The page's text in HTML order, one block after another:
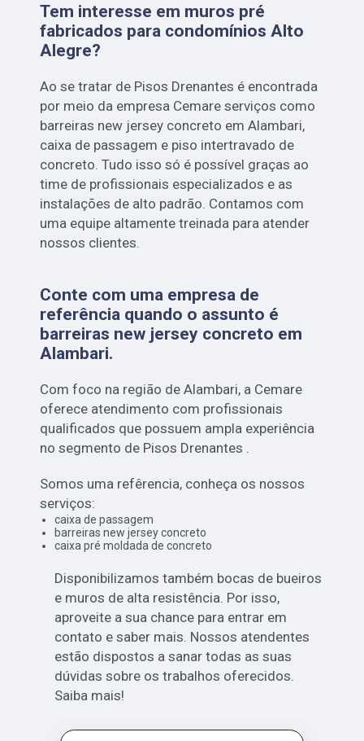
Tem interesse em muros pré
fabricados para condomínios Alto
Alegre?
Ao se tratar de Pisos Drenantes é encontrada
por meio da empresa Cemare serviços como
barreiras new jersey concreto em Alambari,
caixa de passagem e piso intertravado de
concreto. Tudo isso só é possível graças ao
time de profissionais especializados e as
instalações de alto padrão. Contamos com
uma equipe altamente treinada para atender
nossos clientes.
Conte com uma empresa de
referência quando o assunto é
barreiras new jersey concreto em
Alambari.
Com foco na região de Alambari, a Cemare
oferece atendimento com profissionais
qualificados que possuem ampla experiência
no segmento de Pisos Drenantes .
Somos uma refêrencia, conheça os nossos
serviços:
caixa de passagem
barreiras new jersey concreto
caixa pré moldada de concreto
Disponibilizamos também bocas de bueiros
e muros de alta resistência. Por isso,
aproveite a sua chance para entrar em
contato e saber mais. Nossos atendentes
estão dispostos a sanar todas as suas
dúvidas sobre os trabalhos oferecidos.
Saiba mais!